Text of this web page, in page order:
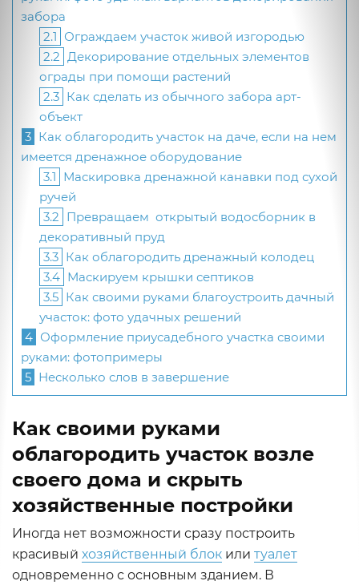
забора
2.1 Ограждаем участок живой изгородью
2.2 Декорирование отдельных элементов
ограды при помощи растений
2.3 Как сделать из обычного забора арт-
объект
3 Как облагородить участок на даче, если на нем
имеется дренажное оборудование
3.1 Маскировка дренажной канавки под сухой
ручей
3.2 Превращаем открытый водосборник в
декоративный пруд
3.3 Как облагородить дренажный колодец
3.4 Маскируем крышки септиков
3.5 Как своими руками благоустроить дачный
участок: фото удачных решений
4 Оформление приусадебного участка своими
руками: фотопримеры
5 Несколько слов в завершение
Как своими руками
облагородить участок возле
своего дома и скрыть
хозяйственные постройки
Иногда нет возможности сразу построить
красивый хозяйственный блок или туалет
одновременно с основным зданием. В